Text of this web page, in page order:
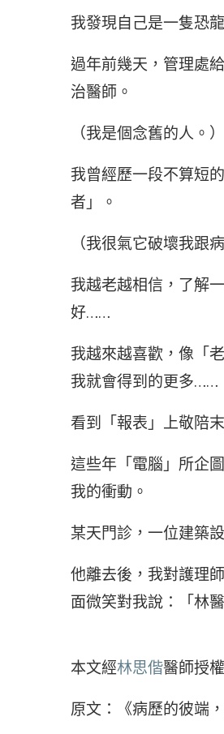
我發現自己是一隻恐
過年前幾天，管理處
治醫師。
（我是個念舊的人。）
我曾經歷一段不算短
者」。
（我很氣它破壞我跟
我越老越相信，了解
好……
我越來越喜歡，像「
我就會得到的更多……
看到「報表」上敬陪
這些年「電腦」所企
我的衝動。
某天門診，一位建築
他離去後，我對護理
面微笑對我說：「林
本文經林思偕醫師授
原文：《病歷的彼端